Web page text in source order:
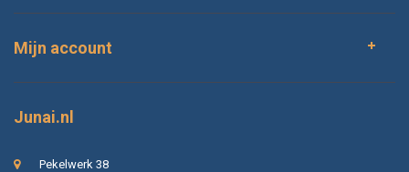
Mijn account
Junai.nl
Pekelwerk 38